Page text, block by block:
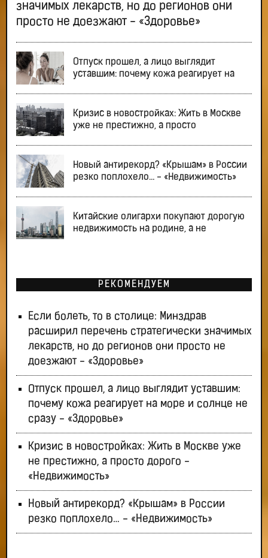
значимых лекарств, но до регионов они
просто не доезжают - «Здоровье»
Отпуск прошел, а лицо выглядит
уставшим: почему кожа реагирует на
Кризис в новостройках: Жить в Москве
уже не престижно, а просто
Новый антирекорд? «Крышам» в России
резко поплохело… - «Недвижимость»
Китайские олигархи покупают дорогую
недвижимость на родине, а не
РЕКОМЕНДУЕМ
Если болеть, то в столице: Минздрав
расширил перечень стратегически значимых
лекарств, но до регионов они просто не
доезжают - «Здоровье»
Отпуск прошел, а лицо выглядит уставшим:
почему кожа реагирует на море и солнце не
сразу - «Здоровье»
Кризис в новостройках: Жить в Москве уже
не престижно, а просто дорого -
«Недвижимость»
Новый антирекорд? «Крышам» в России
резко поплохело… - «Недвижимость»